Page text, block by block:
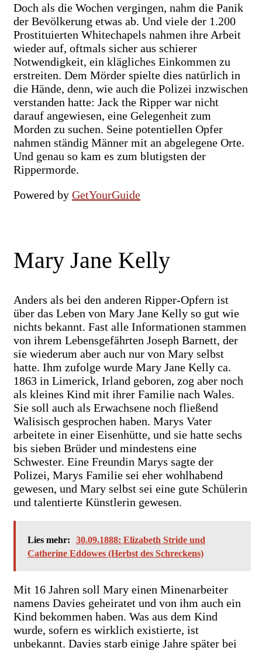
Doch als die Wochen vergingen, nahm die Panik
der Bevölkerung etwas ab. Und viele der 1.200
Prostituierten Whitechapels nahmen ihre Arbeit
wieder auf, oftmals sicher aus schierer
Notwendigkeit, ein klägliches Einkommen zu
erstreiten. Dem Mörder spielte dies natürlich in
die Hände, denn, wie auch die Polizei inzwischen
verstanden hatte: Jack the Ripper war nicht
darauf angewiesen, eine Gelegenheit zum
Morden zu suchen. Seine potentiellen Opfer
nahmen ständig Männer mit an abgelegene Orte.
Und genau so kam es zum blutigsten der
Rippermorde.
Powered by GetYourGuide
Mary Jane Kelly
Anders als bei den anderen Ripper-Opfern ist
über das Leben von Mary Jane Kelly so gut wie
nichts bekannt. Fast alle Informationen stammen
von ihrem Lebensgefährten Joseph Barnett, der
sie wiederum aber auch nur von Mary selbst
hatte. Ihm zufolge wurde Mary Jane Kelly ca.
1863 in Limerick, Irland geboren, zog aber noch
als kleines Kind mit ihrer Familie nach Wales.
Sie soll auch als Erwachsene noch fließend
Walisisch gesprochen haben. Marys Vater
arbeitete in einer Eisenhütte, und sie hatte sechs
bis sieben Brüder und mindestens eine
Schwester. Eine Freundin Marys sagte der
Polizei, Marys Familie sei eher wohlhabend
gewesen, und Mary selbst sei eine gute Schülerin
und talentierte Künstlerin gewesen.
Lies mehr:
30.09.1888: Elizabeth Stride und
Catherine Eddowes (Herbst des Schreckens)
Mit 16 Jahren soll Mary einen Minenarbeiter
namens Davies geheiratet und von ihm auch ein
Kind bekommen haben. Was aus dem Kind
wurde, sofern es wirklich existierte, ist
unbekannt. Davies starb einige Jahre später bei